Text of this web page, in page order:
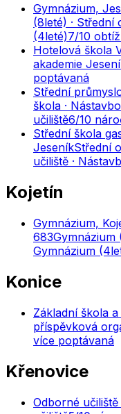
Gymnázium,
(8leté) · Střední
(4leté)7/10
Hotelová škola
akademie
poptávaná
Střední
škola ·
učiliště6/10
Střední škola
JeseníkStřední
učiliště ·
Kojetín
Gymnázium,
683Gymnázium
Gymnázium
Konice
Základní škola
příspěvková
více poptávaná
Křenovice
Odborné